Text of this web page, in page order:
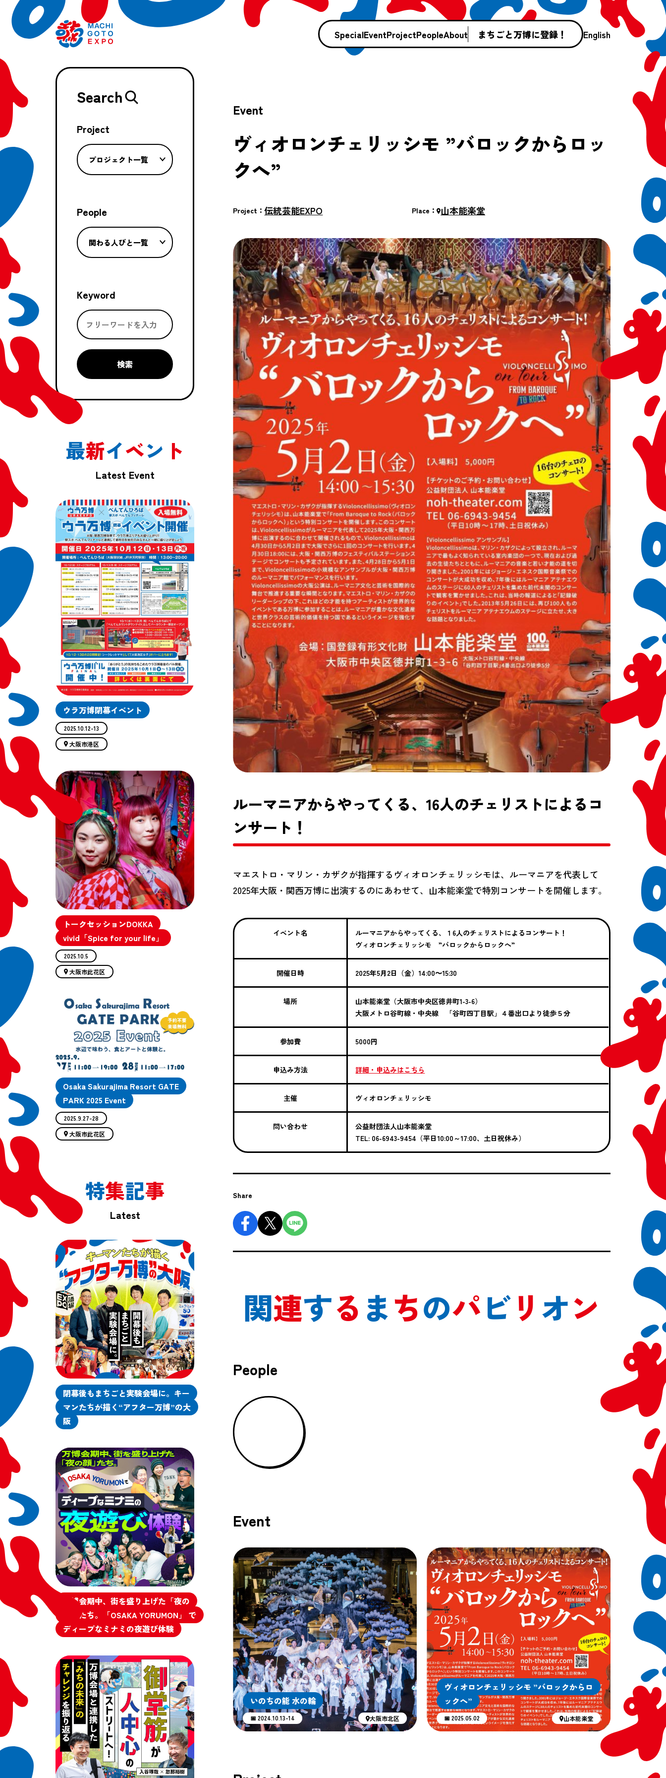
SpecialEventProjectPeopleAbout まちごと万博に登録！ English
Search
Project
プロジェクト一覧
People
関わる人びと一覧
Keyword
検索
最新イベン ト
Latest Event
ウラ万博閉幕イベント
2025.10.12-13
大阪市港区
トークセッションDOKKA
vivid「Spice for your life」
2025.10.5
大阪市此花区
Osaka Sakurajima Resort GATE
PARK 2025 Event
2025.9.27-28
大阪市此花区
特集記事
Latest
閉幕後もまちごと実験会場に。キー
マンたちが描く“アフター万博”の大
阪
万博会期中、街を盛り上げた「夜の
顔」たち。「OSAKA YORUMON」 で
ディープなミナミの夜遊び体験
Event
ヴィオロンチェリッシモ ”バロックからロッ
クへ”
Project：伝統芸能EXPO Place： 山本能楽堂
ルーマニアからやってくる、16人のチェリストによるコ
ンサート！
マエストロ・マリン・カザクが指揮するヴィオロンチェリッシモは、ルーマニアを代表して
2025年大阪・関西万博に出演するのにあわせて、山本能楽堂で特別コンサートを開催します。
イベント名
ルーマニアからやってくる、１6人のチェリストによるコンサート！
ヴィオロンチェリッシモ ”バロックからロックへ”
開催日時 2025年5月2日（金）14:00〜15:30
場所
山本能楽堂（大阪市中央区徳井町1-3-6）
大阪メトロ谷町線・中央線 「谷町四丁目駅」４番出口より徒歩５分
参加費 5000円
申込み方法 詳細・申込みはこちら
主催 ヴィオロンチェリッシモ
問い合わせ
公益財団法人山本能楽堂
TEL: 06-6943-9454（平日10:00～17:00、土日祝休み）
Share
関連するまちのパビリ オン
People
Event
いのちの能 水の輪
📅 2024.10.13-14 大阪市北区
ヴィオロンチェリッシモ ”バロックからロ
ックへ”
📅 2025.05.02 山本能楽堂